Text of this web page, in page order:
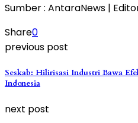
Sumber : AntaraNews |
Share0
previous post
Seskab: Hilirisasi Industri Bawa
Indonesia
next post